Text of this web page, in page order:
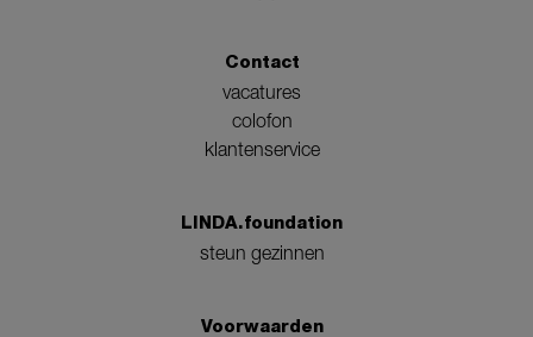
Contact
vacatures
colofon
klantenservice
LINDA.foundation
steun gezinnen
Voorwaarden